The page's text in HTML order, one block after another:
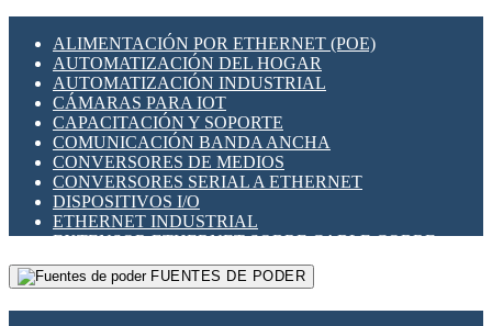
SENSORES INDUCTIVOS
TEMPORIZADORES
VARIACS
VARIADORES DE FRECUENCIA [VDF]
SECCIONADORES - INTERRUPTORES
MAQUINARIA
HERRAMIENTAS VARIAS
ILUMINACIÓN LED
INTERRUPTORES REED
INTERFACES DE RELÉ
OTROS RELÉS
PROTECCIÓN TÉRMICA
RELÉS AUTOMOTRICES
RELÉS DE SEÑAL
RELÉS DE ESTADO SÓLIDO SSR
RELÉS INDUSTRIALES
RELÉS MINIATURA DE POTENCIA
SENSORES MAGNÉTICOS
ALIMENTACIÓN POR ETHERNET (POE)
AUTOMATIZACIÓN DEL HOGAR
AUTOMATIZACIÓN INDUSTRIAL
CÁMARAS PARA IOT
CAPACITACIÓN Y SOPORTE
COMUNICACIÓN BANDA ANCHA
CONVERSORES DE MEDIOS
CONVERSORES SERIAL A ETHERNET
DISPOSITIVOS I/O
ETHERNET INDUSTRIAL
EXTENSOR ETHERNET SOBRE CABLE COBRE
GATEWAY LORAWAN
GESTIÓN DE REDESFUENTES DE PODER